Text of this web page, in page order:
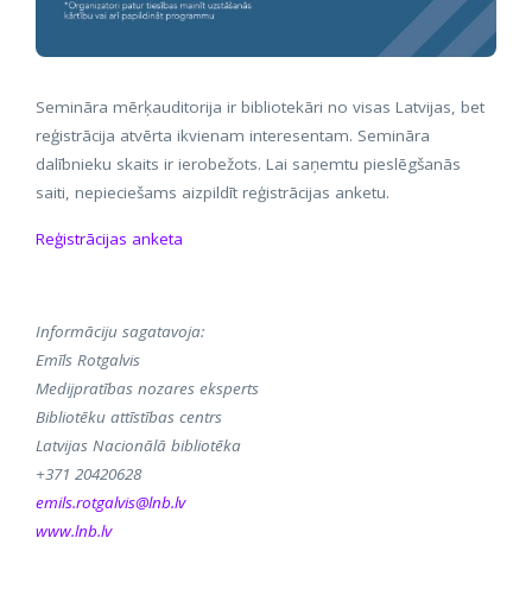
Semināra mērķauditorija ir bibliotekāri no visas Latvijas, bet
reģistrācija atvērta ikvienam interesentam. Semināra
dalībnieku skaits ir ierobežots. Lai saņemtu pieslēgšanās
saiti, nepieciešams aizpildīt reģistrācijas anketu.
Reģistrācijas anketa
Informāciju sagatavoja:
Emīls Rotgalvis
Medijpratības nozares eksperts
Bibliotēku attīstības centrs
Latvijas Nacionālā bibliotēka
+371 20420628
emils.rotgalvis@lnb.lv
www.lnb.lv